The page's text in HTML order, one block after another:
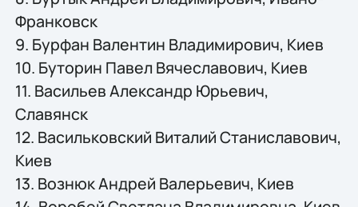
Франковск
9. Бурфан Валентин Владимирович, Киев
10. Буторин Павел Вячеславович, Киев
11. Васильев Александр Юрьевич,
Славянск
12. Васильковский Виталий Станиславович,
Киев
13. Вознюк Андрей Валерьевич, Киев